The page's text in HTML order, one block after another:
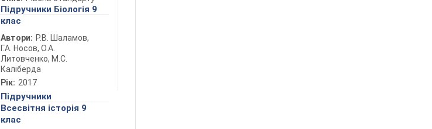
Підручники Біологія 9
клас
Автори: Р.В. Шаламов,
Г.А. Носов, О.А.
Литовченко, М.С.
Каліберда
Рік: 2017
Підручники
Всесвітня історія 9
клас